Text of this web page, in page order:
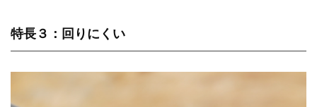
特長３：回りにくい